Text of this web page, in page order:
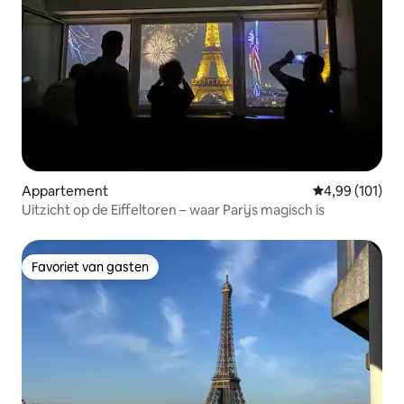
Appartement Gemiddelde
4,99 (101)
Uitzicht op de Eiffeltoren – waar Parijs magisch is
Favoriet van gasten
Favoriet van gasten